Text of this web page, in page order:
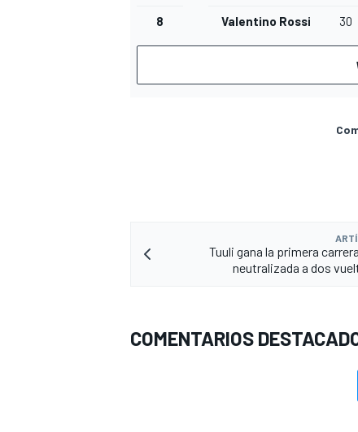
8 Valentino Rossi 30
Tuuli gana la primera
neutralizada a dos
COMENTARIOS